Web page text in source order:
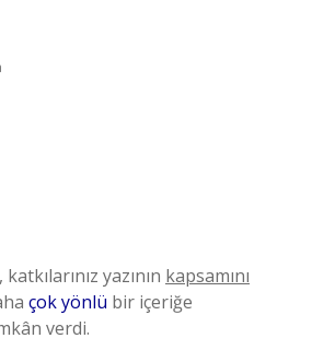
yazının kapsamını
çok yönlü bir içeriğe
verdi.